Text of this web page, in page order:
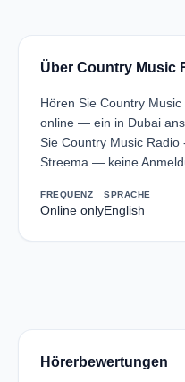
Über Country Music
Hören Sie Country
online — ein in Dubai
Sie Country Music
Streema — keine
FREQUENZ
Online only
SPRACHE
English
Hörerbewertungen